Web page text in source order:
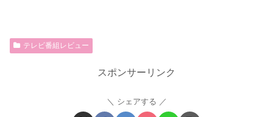
テレビ番組レビュー
スポンサーリンク
シェアする